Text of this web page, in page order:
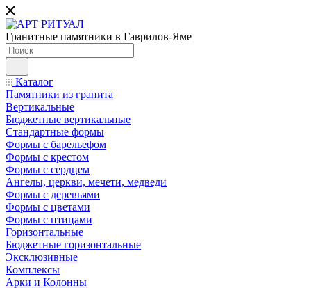
Гранитные памятники в Гаврилов-Яме
Каталог
Памятники из гранита
Вертикальные
Бюджетные вертикальные
Стандартные формы
Формы с барельефом
Формы с крестом
Формы с сердцем
Ангелы, церкви, мечети, медведи
Формы с деревьями
Формы с цветами
Формы с птицами
Горизонтальные
Бюджетные горизонтальные
Эксклюзивные
Комплексы
Арки и Колонны